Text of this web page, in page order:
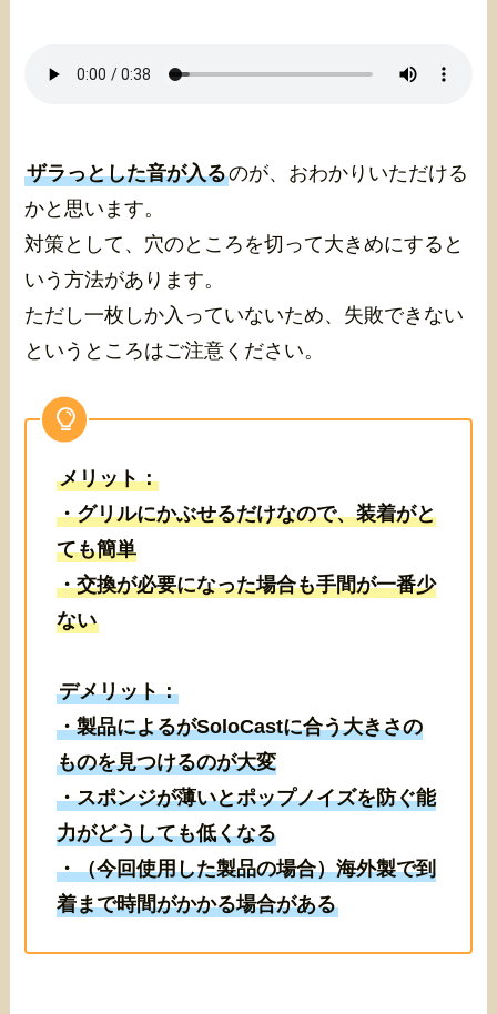
ザラっとした音が入るのが、おわかりいただける
かと思います。
対策として、穴のところを切って大きめにすると
いう方法があります。
ただし一枚しか入っていないため、失敗できない
というところはご注意ください。
メリット：
・グリルにかぶせるだけなので、装着がと
ても簡単
・交換が必要になった場合も手間が一番少
ない
デメリット：
・製品によるがSoloCastに合う大きさの
ものを見つけるのが大変
・スポンジが薄いとポップノイズを防ぐ能
力がどうしても低くなる
・（今回使用した製品の場合）海外製で到
着まで時間がかかる場合がある